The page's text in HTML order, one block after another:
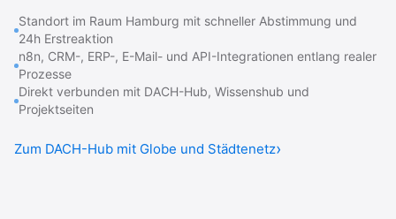
Standort im Raum Hamburg mit schneller Abstimmung und
24h Erstreaktion
n8n, CRM-, ERP-, E-Mail- und API-Integrationen entlang realer
Prozesse
Direkt verbunden mit DACH-Hub, Wissenshub und
Projektseiten
Zum DACH-Hub mit Globe und Städtenetz